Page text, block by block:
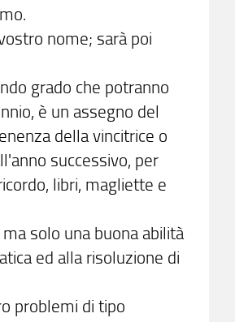
nome; sarà poi
grado che potranno
è un assegno del
della vincitrice o
successivo, per
libri, magliette e
solo una buona abilità
ed alla risoluzione di
problemi di tipo